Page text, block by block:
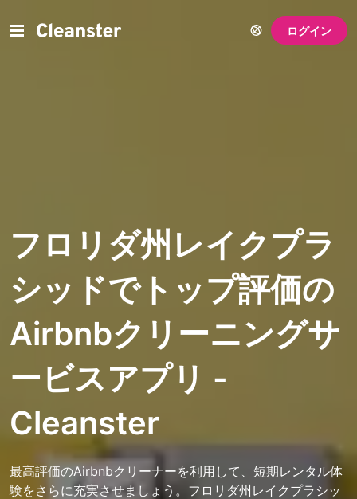
ログイン
フロリダ州レイクプラ
シッドでトップ評価の
Airbnbクリーニングサ
ービスアプリ -
Cleanster
最高評価のAirbnbクリーナーを利用して、短期レンタル体
験をさらに充実させましょう。フロリダ州レイクプラシッ